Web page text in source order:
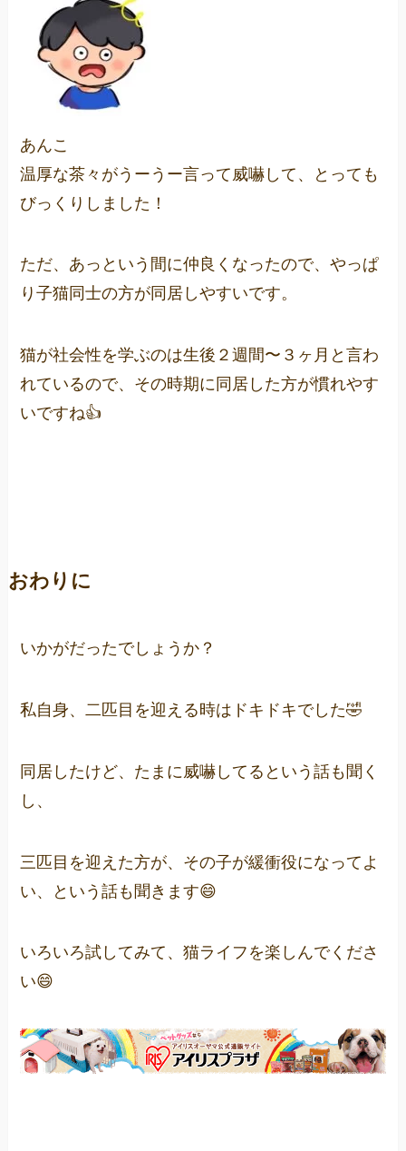
あんこ
温厚な茶々がうーうー言って威嚇して、とっても
びっくりしました！
ただ、あっという間に仲良くなったので、やっぱ
り子猫同士の方が同居しやすいです。
猫が社会性を学ぶのは生後２週間〜３ヶ月と言わ
れているので、その時期に同居した方が慣れやす
いですね👍
おわりに
いかがだったでしょうか？
私自身、二匹目を迎える時はドキドキでした🤣
同居したけど、たまに威嚇してるという話も聞く
し、
三匹目を迎えた方が、その子が緩衝役になってよ
い、という話も聞きます😄
いろいろ試してみて、猫ライフを楽しんでくださ
い😄